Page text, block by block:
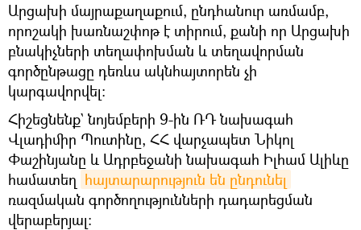
Արցախի մայրաքաղաքում, ընդհանուր առմամբ,
որոշակի խառնաշփոթ է տիրում, քանի որ Արցախի
բնակիչների տեղափոխման և տեղավորման
գործընթացը դեռևս ակնհայտորեն չի
կարգավորվել:
Հիշեցնենք` նոյեմբերի 9-ին ՌԴ նախագահ
Վլադիմիր Պուտինը, ՀՀ վարչապետ Նիկոլ
Փաշինյանը և Ադրբեջանի նախագահ Իլհամ Ալիևը
համատեղ հայտարարություն են ընդունել
ռազմական գործողությունների դադարեցման
վերաբերյալ։